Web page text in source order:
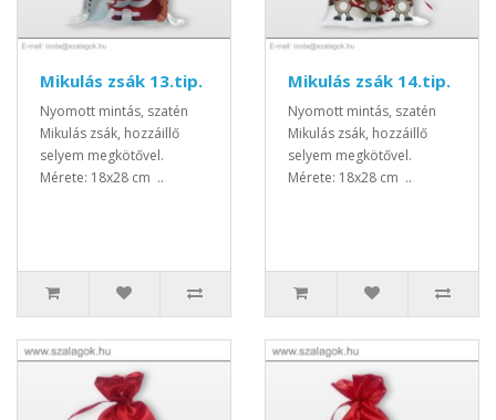
Mikulás zsák 13.tip.
Nyomott mintás, szatén
Mikulás zsák, hozzáillő
selyem megkötővel.
Mérete: 18x28 cm ..
Mikulás zsák 14.tip.
Nyomott mintás, szatén
Mikulás zsák, hozzáillő
selyem megkötővel.
Mérete: 18x28 cm ..